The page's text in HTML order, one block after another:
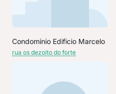
Condominio Edificio Marcelo
rua os dezoito do forte